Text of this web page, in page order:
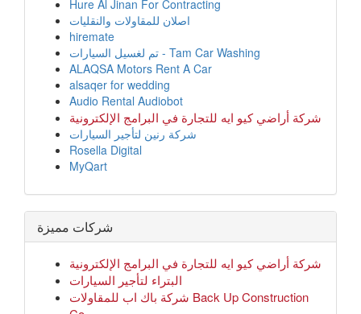
Hure Al Jinan For Contracting
اصلان للمقاولات والنقليات
hiremate
تم لغسيل السيارات - Tam Car Washing
ALAQSA Motors Rent A Car
alsaqer for wedding
Audio Rental Audiobot
شركة أراضي كيو ايه للتجارة في البرامج الإلكترونية
شركة رنين لتأجير السيارات
Rosella Digital
MyQart
شركات مميزة
شركة أراضي كيو ايه للتجارة في البرامج الإلكترونية
البتراء لتأجير السيارات
شركة باك اب للمقاولات Back Up Construction